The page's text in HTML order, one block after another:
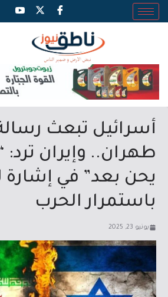
أسرائيل تبعث
طهران.. وإيران ترد:
يحن بعد” في إشارة
باستمرار الحرب
يونيو 23, 2025